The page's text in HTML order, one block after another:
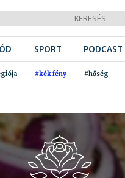
SPORT PODCAST
#kék fény #hőség